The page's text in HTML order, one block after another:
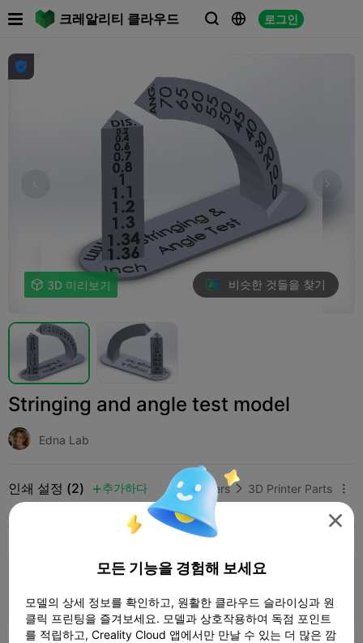
크레알리티 클라우드   로그인

 3D 미리보기 비슷한 것들을 찾기
Stringing and angle test model
Edna Lab
인쇄 설정 (2)  추가하다 3D Printers  3D Printer Parts 
K2 Plus K2 Pro
0.2mm layer, 2 walls, 15% infill
 30m 02s  1 플레이트  4.26g

모든 기능을 경험해 보세요
모델의 상세 정보를 확인하고, 원활한 클라우드 슬라이싱과 원
클릭 프린팅을 즐겨보세요. 모델과 상호작용하여 독점 포인트
를 적립하고, Creality Cloud 앱에서만 만날 수 있는 더 많은 깜